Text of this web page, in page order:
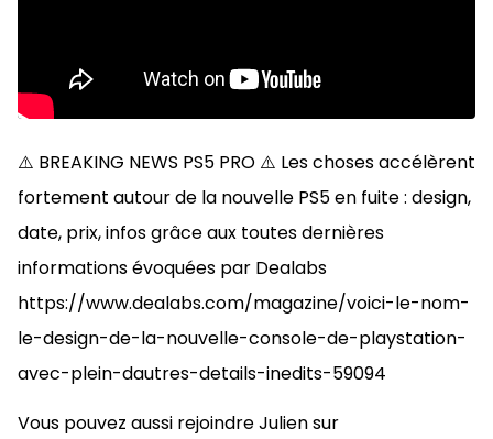
⚠️ BREAKING NEWS PS5 PRO ⚠️ Les choses accélèrent
fortement autour de la nouvelle PS5 en fuite : design,
date, prix, infos grâce aux toutes dernières
informations évoquées par Dealabs
https://www.dealabs.com/magazine/voici-le-nom-
le-design-de-la-nouvelle-console-de-playstation-
avec-plein-dautres-details-inedits-59094
Vous pouvez aussi rejoindre Julien sur